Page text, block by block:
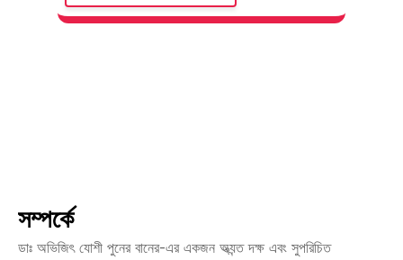
সম্পর্কে
ডাঃ অভিজিৎ যোশী পুনের বানের-এর একজন অত্যন্ত দক্ষ এবং সুপরিচিত